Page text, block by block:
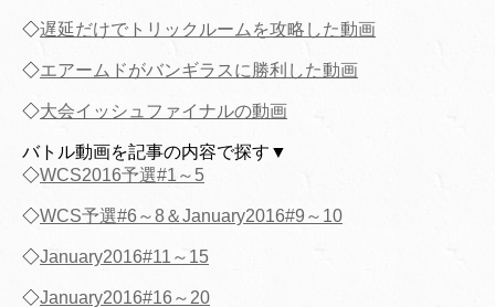
◇遅延だけでトリックルームを攻略した動画
◇エアームドがバンギラスに勝利した動画
◇大会イッシュファイナルの動画
バトル動画を記事の内容で探す▼
◇WCS2016予選#1～5
◇WCS予選#6～8＆January2016#9～10
◇January2016#11～15
◇January2016#16～20